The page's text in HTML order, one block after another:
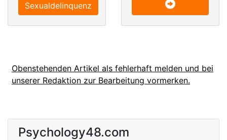
Sexualdelinquenz
Obenstehenden Artikel als fehlerhaft melden und bei
unserer Redaktion zur Bearbeitung vormerken.
Psychology48.com